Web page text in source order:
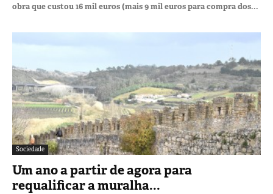
obra que custou 16 mil euros (mais 9 mil euros para compra dos...
Sociedade
Um ano a partir de agora para
requalificar a muralha...